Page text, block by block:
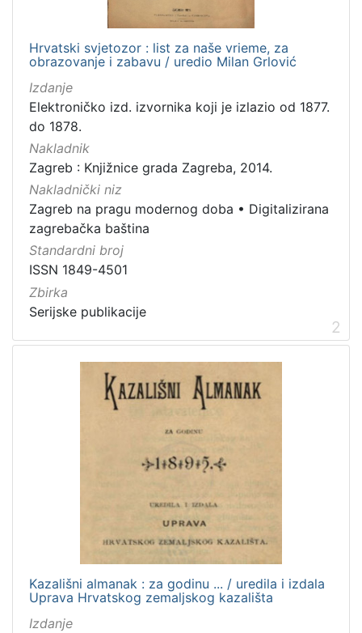
časopis
Zbirka
Serijske publikacije
Hrvatski svjetozor : list za naše vrieme, za
obrazovanje i zabavu / uredio Milan Grlović
Izdanje
Elektroničko izd. izvornika koji je izlazio od 1877.
do 1878.
Nakladnik
Zagreb : Knjižnice grada Zagreba, 2014.
Nakladnički niz
Zagreb na pragu modernog doba • Digitalizirana
zagrebačka baština
Standardni broj
ISSN 1849-4501
Zbirka
Serijske publikacije
2
Kazališni almanak : za godinu ... / uredila i izdala
Uprava Hrvatskog zemaljskog kazališta
Izdanje